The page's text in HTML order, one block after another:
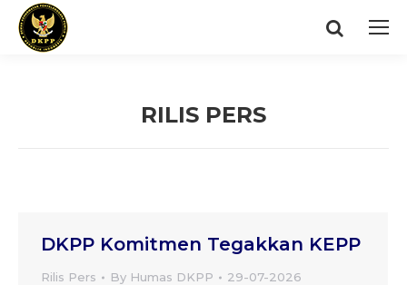
Search:
RILIS PERS
DKPP Komitmen Tegakkan KEPP
Rilis Pers By Humas DKPP 29-07-2026